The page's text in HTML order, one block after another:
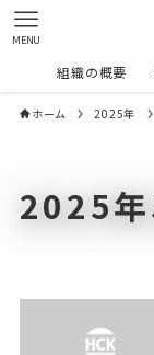
MENU
組織の概要
ホーム 2025年
2025年